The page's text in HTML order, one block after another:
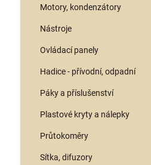
Motory, kondenzátory
Nástroje
Ovládací panely
Hadice - přívodní, odpadní
Páky a příslušenství
Plastové kryty a nálepky
Průtokoměry
Sítka, difuzory